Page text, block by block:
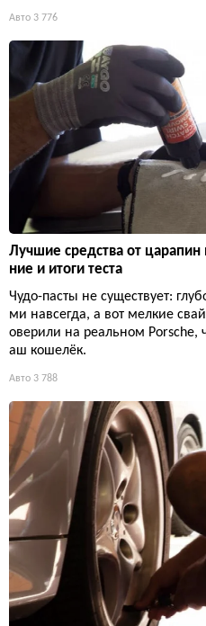
Авто 3 776
Лучшие средства от царапин
ние и итоги теста
Чудо-пасты не существует:
ми навсегда, а вот мелкие
оверили на реальном Porsche,
аш кошелёк.
Авто 3 788